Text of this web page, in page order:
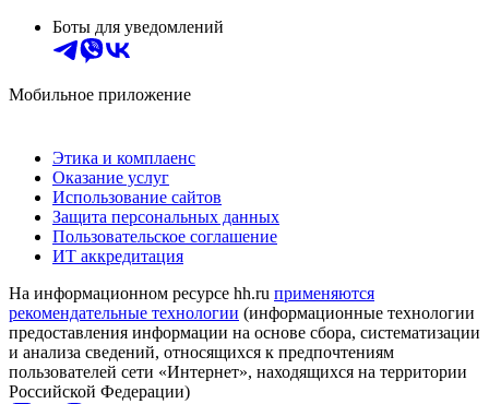
Боты для уведомлений
Мобильное приложение
Этика и комплаенс
Оказание услуг
Использование сайтов
Защита персональных данных
Пользовательское соглашение
ИТ аккредитация
На информационном ресурсе hh.ru применяются
рекомендательные технологии (информационные технологии
предоставления информации на основе сбора, систематизации
и анализа сведений, относящихся к предпочтениям
пользователей сети «Интернет», находящихся на территории
Российской Федерации)